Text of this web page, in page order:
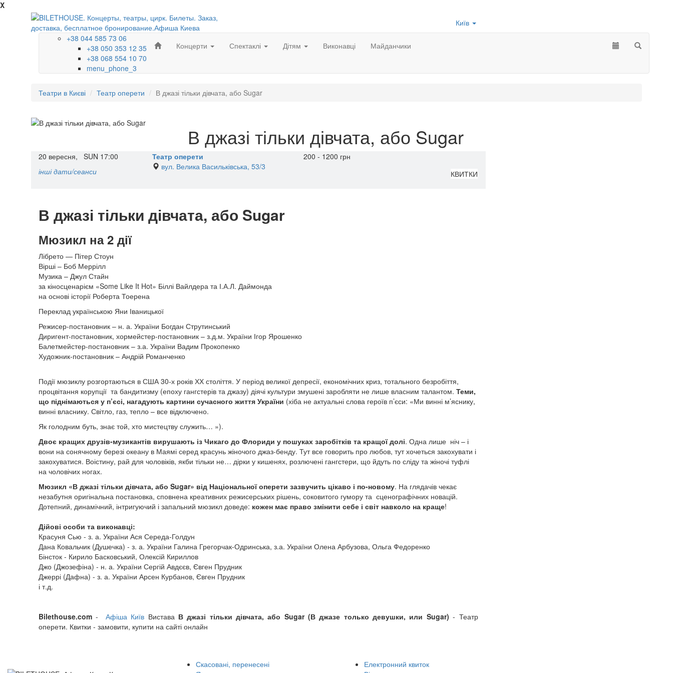
X
Київ
+38 044 585 73 06
+38 050 353 12 35
+38 068 554 10 70
menu_phone_3
Концерти Спектаклі Дітям Виконавці Майданчики
Театри в Києві Театр оперети В джазі тільки дівчата, або Sugar
В джазі тільки дівчата, або Sugar
20 вересня, SUN 17:00
інші дати/сеанси
Театр оперети
вул. Велика Васильківська, 53/3
200 - 1200 грн
КВИТКИ
В джазі тільки дівчата, або Sugar
Мюзикл на 2 дії
Лібрето — Пітер Стоун
Вірші – Боб Меррілл
Музика – Джул Стайн
за кіносценарієм «Some Like It Hot» Біллі Вайлдера та І.А.Л. Даймонда
на основі історії Роберта Тоерена
Переклад українською Яни Іваницької
Режисер-постановник – н. а. України Богдан Струтинський
Диригент-постановник, хормейстер-постановник – з.д.м. України Ігор Ярошенко
Балетмейстер-постановник – з.а. України Вадим Прокопенко
Художник-постановник – Андрій Романченко
Події мюзиклу розгортаються в США 30-х років ХХ століття. У період великої депресії, економічних криз, тотального безробіття,
процвітання корупції та бандитизму (епоху гангстерів та джазу) діячі культури змушені заробляти не лише власним талантом. Теми,
що піднімаються у п’єсі, нагадують картини сучасного життя України (хіба не актуальні слова героїв п’єси: «Ми винні м’яснику,
винні власнику. Світло, газ, тепло – все відключено.
Як голодним буть, знає той, хто мистецтву служить… »).
Двоє кращих друзів-музикантів вирушають із Чикаго до Флориди у пошуках заробітків та кращої долі. Одна лише ніч – і
вони на сонячному березі океану в Маямі серед красунь жіночого джаз-бенду. Тут все говорить про любов, тут хочеться закохувати і
закохуватися. Воістину, рай для чоловіків, якби тільки не… дірки у кишенях, розлючені гангстери, що йдуть по сліду та жіночі туфлі
на чоловічих ногах.
Мюзикл «В джазі тільки дівчата, або Sugar» від Національної оперети зазвучить цікаво і по-новому. На глядачів чекає
незабутня оригінальна постановка, сповнена креативних режисерських рішень, соковитого гумору та сценографічних новацій.
Дотепний, динамічний, інтригуючий і запальний мюзикл доведе: кожен має право змінити себе і світ навколо на краще!
Дійові особи та виконавці:
Красуня Сью - з. а. України Ася Середа-Голдун
Дана Ковальчик (Душечка) - з. а. України Галина Грегорчак-Одринська, з.а. України Олена Арбузова, Ольга Федоренко
Бінсток - Кирило Басковський, Олексій Кириллов
Джо (Джозефіна) - н. а. України Сергій Авдєєв, Євген Прудник
Джеррі (Дафна) - з. а. України Арсен Курбанов, Євген Прудник
і т.д.
Bilethouse.com -Афіша Київ Вистава В джазі тільки дівчата, або Sugar (В джазе только девушки, или Sugar) - Театр
оперети. Квитки - замовити, купити на сайті онлайн
Скасовані, перенесені
Електронний квиток